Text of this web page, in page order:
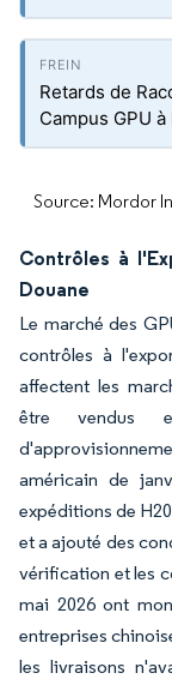
Retards de
Campus GPU
Source: Mordor
Contrôles à
Douane
Le marché des
contrôles à
affectent les
être vendus
américain de
expéditions de
et a ajouté des
vérification et les
mai 2026 ont
entreprises
les livraisons